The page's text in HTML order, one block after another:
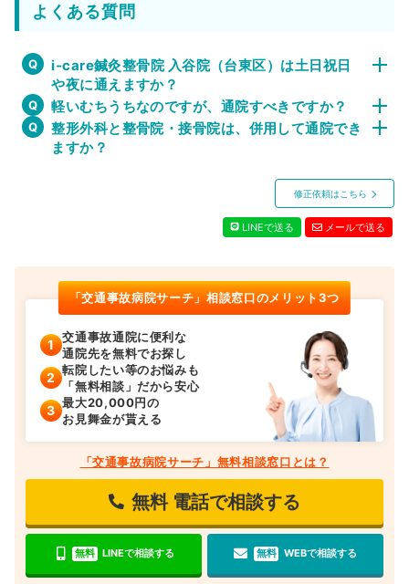
よくある質問
i-care鍼灸整骨院 入谷院（台東区）は土日祝日
や夜に通えますか？
軽いむちうちなのですが、通院すべきですか？
整形外科と整骨院・接骨院は、併用して通院でき
ますか？
修正依頼はこちら
LINEで送る メールで送る
「交通事故病院サーチ」相談窓口のメリット3つ
交通事故通院に便利な
通院先を無料でお探し
転院したい等のお悩みも
「無料相談」だから安心
最大20,000円の
お見舞金が貰える
「交通事故病院サーチ」無料相談窓口とは？
無料 電話で相談する
無料 LINEで相談する 無料 WEBで相談する